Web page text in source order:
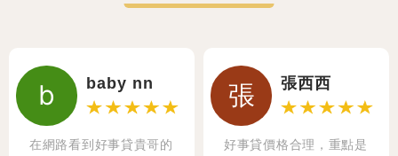
b baby nn
在網路看到好事貸貴哥的
張 張西西
好事貸價格合理，重點是